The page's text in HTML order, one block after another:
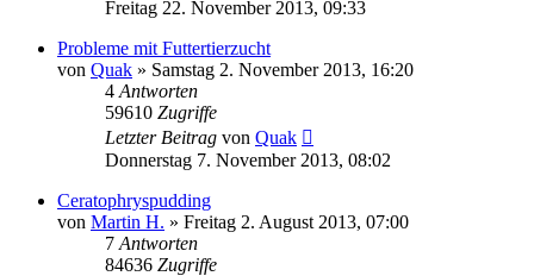
Freitag 22. November 2013, 09:33
Probleme mit Futtertierzucht
von Quak » Samstag 2. November 2013, 16:20
4 Antworten
59610 Zugriffe
Letzter Beitrag von Quak
Donnerstag 7. November 2013, 08:02
Ceratophryspudding
von Martin H. » Freitag 2. August 2013, 07:00
7 Antworten
84636 Zugriffe